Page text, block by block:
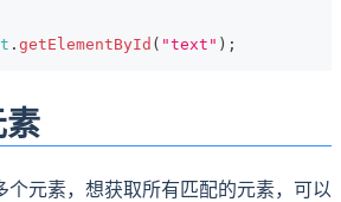
. getElementById ( "text" ) ;
素
个元素，想获取所有匹配的元素，可以